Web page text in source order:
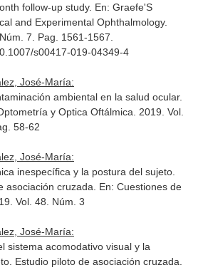
follow-up study. En: Graefe'S
and Experimental Ophthalmology.
7. Pag. 1561-1567.
s00417-019-04349-4
José-María:
ambiental en la salud ocular.
y Optica Oftálmica . 2019. Vol.
58-62
José-María:
inespecífica y la postura del sujeto.
asociación cruzada. En: Cuestiones de
Vol. 48. Núm. 3
José-María:
sistema acomodativo visual y la
Estudio piloto de asociación cruzada.